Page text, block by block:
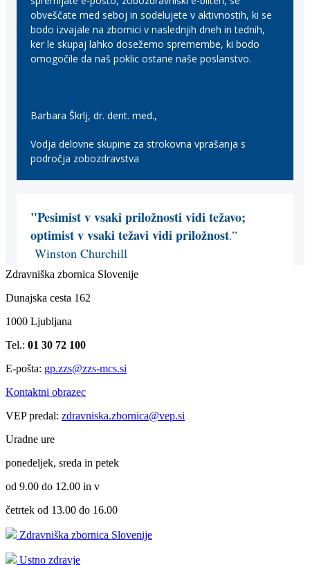
Zdravniška zbornica Slovenije
Dunajska cesta 162
1000 Ljubljana
Tel.: 01 30 72 100
E-pošta: gp.zzs@zzs-mcs.si
Kontaktni obrazec
VEP predal: zdravniska.zbornica@vep.si
Uradne ure
ponedeljek, sreda in petek
od 9.00 do 12.00 in v
četrtek od 13.00 do 16.00
Zdravniška zbornica Slovenije
Ustno zdravje